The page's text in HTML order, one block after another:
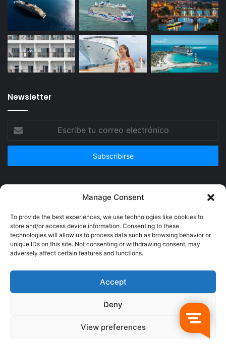
Manage Consent
To provide the best experiences, we use technologies like cookies to
store and/or access device information. Consenting to these
technologies will allow us to process data such as browsing behavior or
unique IDs on this site. Not consenting or withdrawing consent, may
adversely affect certain features and functions.
Accept
Deny
View preferences
Newsletter
correo
© Copyright 2026, Todos los derechos reservados @Crucerum |
Facebook
TwitterYouTubeInstagram